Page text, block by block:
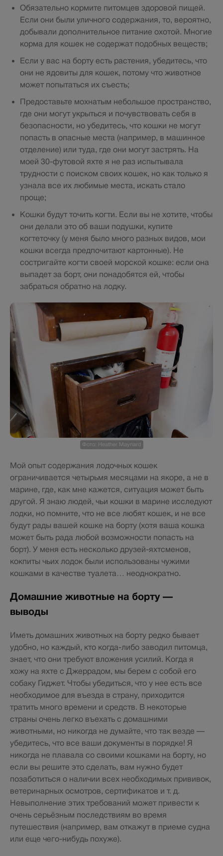
Обязательно кормите питомцев здоровой пищей.
Если они были уличного содержания, то, вероятно,
добывали дополнительное питание охотой. Многие
корма для кошек не содержат подобных веществ;
Если у вас на борту есть растения, убедитесь, что
они не ядовиты для кошек, потому что животное
может попытаться их съесть;
Предоставьте мохнатым небольшое пространство,
где они могут укрыться и почувствовать себя в
безопасности, но убедитесь, что кошки не могут
попасть в опасные места (например, в машинное
отделение) или туда, где они могут застрять. На
моей 30-футовой яхте я не раз испытывала
трудности с поиском своих кошек, но как только я
узнала все их любимые места, искать стало
проще;
Кошки будут точить когти. Если вы не хотите, чтобы
они делали это об ваши подушки, купите
когтеточку (у меня было много разных видов, мои
кошки всегда предпочитают картонные). Не
состригайте когти своей морской кошке: если она
выпадет за борт, они понадобятся ей, чтобы
забраться обратно на лодку.
Фото: Heather Maynard
Мой опыт содержания лодочных кошек
ограничивается четырьмя месяцами на якоре, а не в
марине, где, как мне кажется, ситуация может быть
другой. Я знаю людей, чьи кошки в марине исследуют
лодки, но помните, что не все любят кошек, и не все
будут рады вашей кошке на борту (хотя ваша кошка
может быть рада любой возможности попасть на
борт). У меня есть несколько друзей-яхтсменов,
кокпиты чьих лодок были использованы чужими
кошками в качестве туалета… неоднократно.
Домашние животные на борту —
выводы
Иметь домашних животных на борту редко бывает
удобно, но каждый, кто когда-либо заводил питомца,
знает, что они требуют вложения усилий. Когда я
хожу на яхте с Джеррадом, мы берем с собой его
собаку Гиджет. Чтобы убедиться, что у нее есть все
необходимое для въезда в страну, приходится
тратить много времени и средств. В некоторые
страны очень легко въехать с домашними
животными, но никогда не думайте, что так везде —
убедитесь, что все ваши документы в порядке! Я
никогда не плавала со своими кошками на борту, но
если вы решите это сделать, вам нужно будет
позаботиться о наличии всех необходимых прививок,
ветеринарных осмотров, сертификатов и т. д.
Невыполнение этих требований может привести к
очень серьёзным последствиям во время
путешествия (например, вам откажут в приеме судна
или еще чего-нибудь похуже).